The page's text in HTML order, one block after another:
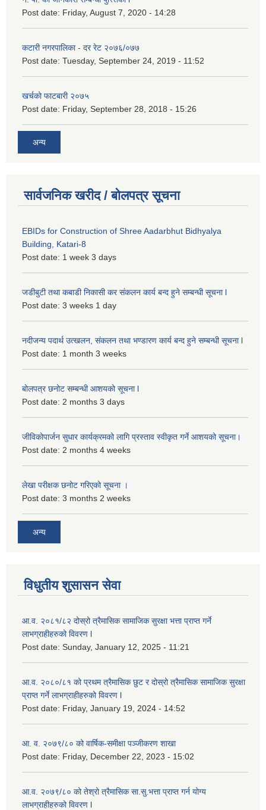
Post date: Friday, August 7, 2020 - 14:28
कटारी नगरपालिका - दर रेट २०७६/०७७
Post date: Tuesday, September 24, 2019 - 11:52
खर्चको फाटबारी २०७५
Post date: Friday, September 28, 2018 - 15:26
अन्य
सार्वजनिक खरीद / बोलपत्र सूचना
EBIDs for Construction of Shree Aadarbhut Bidhyalya
Building, Katari-8
Post date: 1 week 3 days
जडीबुटी तथा कबाडी निकासी कर संकलन कार्य बन्द हुने सम्बन्धी सूचना l
Post date: 3 weeks 1 day
नदीजन्य पदार्थ उत्खलन, संकलन तथा भण्डारण कार्य बन्द हुने सम्बन्धी सूचना l
Post date: 1 month 3 weeks
बोलपत्र छनोट सम्बन्धी आशयको सूचना l
Post date: 2 months 3 days
जीविकोपार्जन सुधार कार्यक्रमको लागि प्रस्ताव स्वीकृत गर्ने आशयको सूचना।
Post date: 2 months 4 weeks
लेखा परीक्षक छनोट गरिएको सूचना ।
Post date: 3 months 2 weeks
अन्य
विधुतीय शुसासन सेवा
आ.व. २०८१/८२ दोस्रो त्रैमासिक सामाजिक सुरक्षा भत्ता प्राप्त गर्ने
लाभग्राहीहरुको विवरण l
Post date: Sunday, January 12, 2025 - 11:21
आ.व. २०८०/८१ को प्रथम त्रैमासिक छुट र दोस्रो त्रैमासिक सामाजिक सुरक्षा
प्राप्त गर्ने लाभग्राहीहरुको विवरण l
Post date: Friday, January 19, 2024 - 14:52
आ. व. २०७९/८० को वार्षिक-समीक्षा पञ्जीकरण शाखा
Post date: Friday, December 22, 2023 - 15:02
आ.व. २०७९/८० को तेश्रो त्रैमासिक सा.सु.भ‍त्ता प्राप्त गर्न योग्य
लाभग्राहीहरुको विवरण l